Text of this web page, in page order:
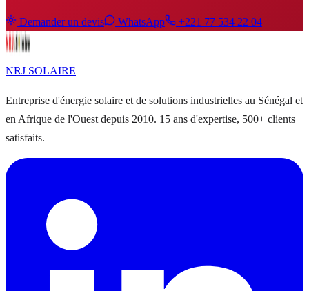
Demander un devis WhatsApp +221 77 534 22 04
NRJ SOLAIRE
Entreprise d'énergie solaire et de solutions industrielles au Sénégal et
en Afrique de l'Ouest depuis 2010. 15 ans d'expertise, 500+ clients
satisfaits.